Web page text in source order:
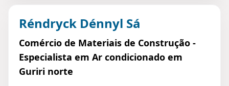
Réndryck Dénnyl Sá
Comércio de Materiais de Construção -
Especialista em Ar condicionado em
Guriri norte